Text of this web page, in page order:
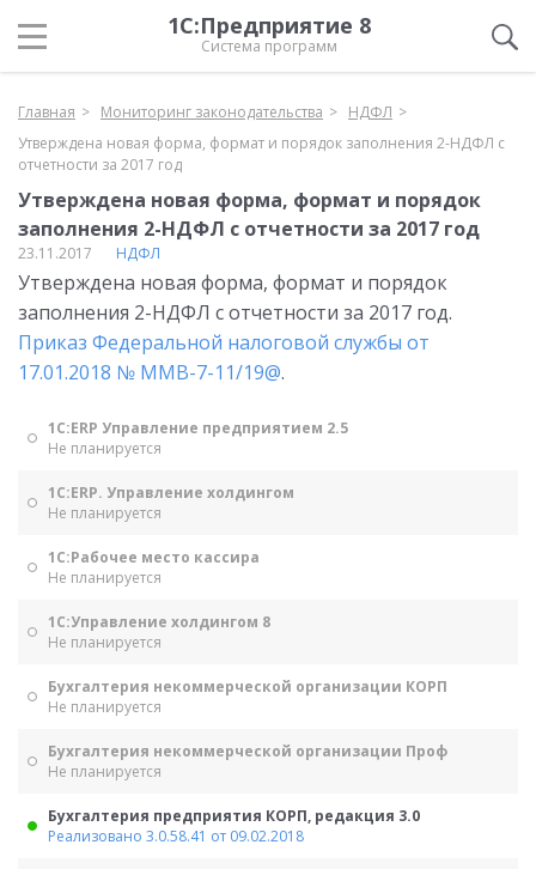
1С:Предприятие 8
Система программ
Главная Мониторинг законодательства
НДФЛ
Утверждена новая форма, формат и порядок заполнения 2-НДФЛ с
отчетности за 2017 год
Утверждена новая форма, формат и порядок
заполнения 2-НДФЛ с отчетности за 2017 год
23.11.2017 НДФЛ
Утверждена новая форма, формат и порядок
заполнения 2-НДФЛ с отчетности за 2017 год.
Приказ Федеральной налоговой службы от
17.01.2018 № ММВ-7-11/19@.
1С:ERP Управление предприятием 2.5
Не планируется
1С:ERP. Управление холдингом
Не планируется
1С:Рабочее место кассира
Не планируется
1С:Управление холдингом 8
Не планируется
Бухгалтерия некоммерческой организации КОРП
Не планируется
Бухгалтерия некоммерческой организации Проф
Не планируется
Бухгалтерия предприятия КОРП, редакция 3.0
Реализовано 3.0.58.41 от 09.02.2018